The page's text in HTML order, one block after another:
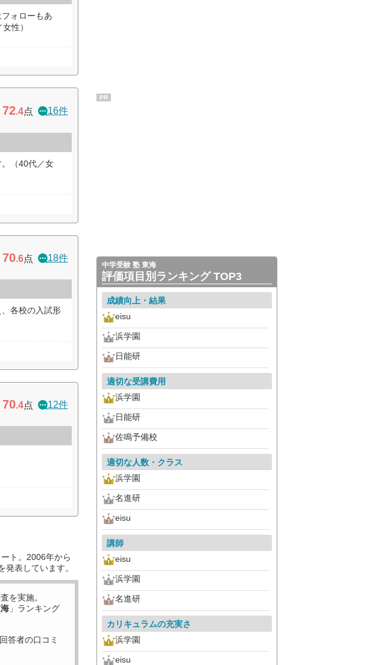
ォローもあ
性）
72.4点 16件
（40代／女
70.6点 18件
各校の入試形
70.4点 12件
ト。2006年から
表しています。
を実施。
」ランキング
答者の口コミ
PR
中学受験 塾 東海
評価項目別ランキング TOP3
成績向上・結果
eisu
浜学園
日能研
適切な受講費用
浜学園
日能研
佐鳴予備校
適切な人数・クラス
浜学園
名進研
eisu
講師
eisu
浜学園
名進研
カリキュラムの充実さ
浜学園
eisu